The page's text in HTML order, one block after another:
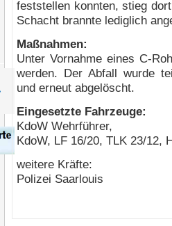
feststellen konnten, stieg
Schacht brannte lediglich
Maßnahmen:
Unter Vornahme eines C-
werden. Der Abfall wurde
und erneut abgelöscht.
Eingesetzte Fahrzeuge:
KdoW Wehrführer,
KdoW, LF 16/20, TLK 23/12,
weitere Kräfte:
Polizei Saarlouis